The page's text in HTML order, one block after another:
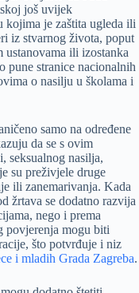
još uvijek
kojima je zaštita ugleda ili
iz stvarnog života, poput
ustanovama ili izostanka
pune stranice nacionalnih
o nasilju u školama i
samo na određene
da se s ovim
seksualnog nasilja,
su preživjele druge
ili zanemarivanja. Kada
žrtava se dodatno razvija
nego i prema
povjerenja mogu biti
što potvrđuje i niz
i mladih Grada Zagreba.